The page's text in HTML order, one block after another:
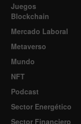
Juegos
Blockchain
Mercado Laboral
Metaverso
Mundo
NFT
Podcast
Sector Energético
Sector Financiero